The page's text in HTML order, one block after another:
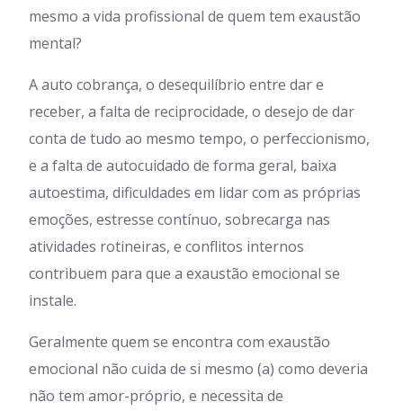
mesmo a vida profissional de quem tem exaustão
mental?
A auto cobrança, o desequilíbrio entre dar e
receber, a falta de reciprocidade, o desejo de dar
conta de tudo ao mesmo tempo, o perfeccionismo,
e a falta de autocuidado de forma geral, baixa
autoestima, dificuldades em lidar com as próprias
emoções, estresse contínuo, sobrecarga nas
atividades rotineiras, e conflitos internos
contribuem para que a exaustão emocional se
instale.
Geralmente quem se encontra com exaustão
emocional não cuida de si mesmo (a) como deveria
não tem amor-próprio, e necessita de